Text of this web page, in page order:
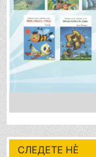
СЛЕДЕТЕ НÈ